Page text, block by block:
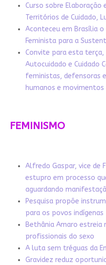
Curso sobre
Territórios de Cuidado,
Aconteceu em Brasília
Feminista para a
Convite para esta terça,
Autocuidado e Cuidado
feministas, defensoras
humanos e movimentos
FEMINISMO
Alfredo Gaspar, vice de
estupro em processo
aguardando
Pesquisa propõe
para os povos indígenas
Bethânia Amaro estreia
profissionais do sexo
A luta sem tréguas da
Gravidez reduz